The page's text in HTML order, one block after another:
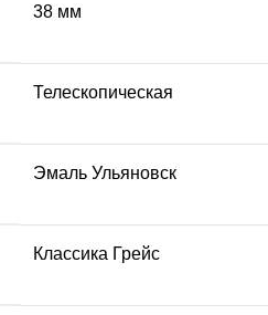
38 мм
Телескопическая
Эмаль Ульяновск
Классика Грейс